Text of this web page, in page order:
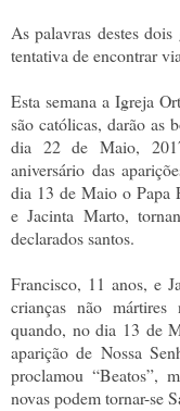
As palavras destes
tentativa de encontrar
Esta semana a Igreja
são católicas, darão as
dia 22 de Maio,
aniversário das
dia 13 de Maio o Papa
e Jacinta Marto,
declarados santos.
Francisco, 11 anos, e
crianças não
quando, no dia 13 de
aparição de Nossa
proclamou “Beatos”,
novas podem tornar-se